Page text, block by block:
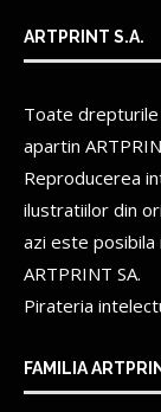
ARTPRINT S.A.
Toate
apartin
Reproducerea
ilustratiilor din
azi este posibila
ARTPRINT SA.
Pirateria
FAMILIA